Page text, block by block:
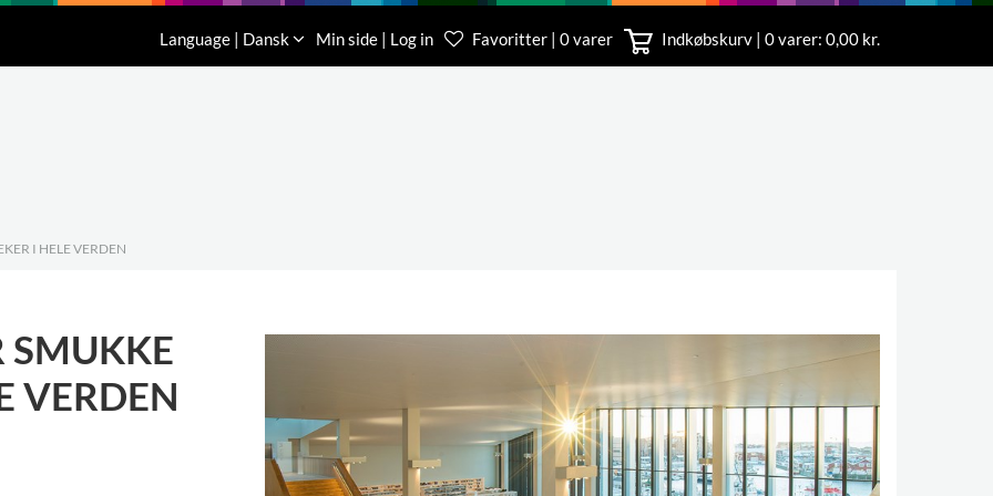
Language | Dansk Min side | Log in Favoritter | 0 varer Indkøbskurv | 0varer: 0,00 kr.
Kundeservice
76 78 26 11
I HELE VERDEN
SMUKKE
VERDEN